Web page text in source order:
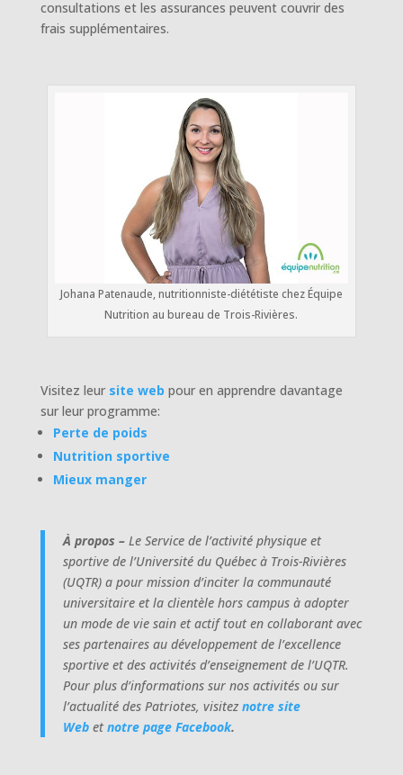
consultations et les assurances peuvent couvrir des
frais supplémentaires.
Johana Patenaude, nutritionniste-diététiste chez Équipe
Nutrition au bureau de Trois-Rivières.
Visitez leur site web pour en apprendre davantage
sur leur programme:
Perte de poids
Nutrition sportive
Mieux manger
À propos – Le Service de l’activité physique et
sportive de l’Université du Québec à Trois-Rivières
(UQTR) a pour mission d’inciter la communauté
universitaire et la clientèle hors campus à adopter
un mode de vie sain et actif tout en collaborant avec
ses partenaires au développement de l’excellence
sportive et des activités d’enseignement de l’UQTR.
Pour plus d’informations sur nos activités ou sur
l’actualité des Patriotes, visitez notre site
Webetnotre page Facebook.